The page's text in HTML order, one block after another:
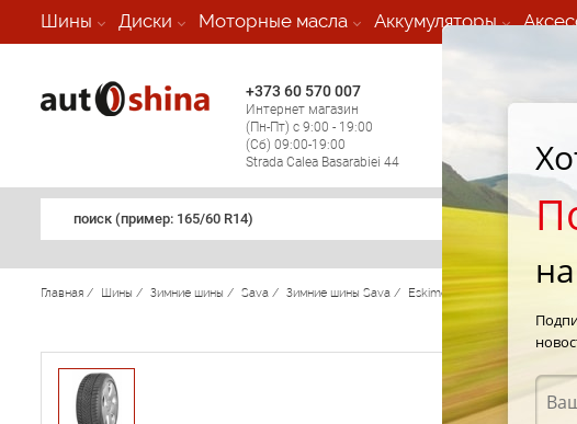
Шины Диски Моторные масла Аккумуляторы
+373 60 570 007
Интернет магазин
(Пн-Пт) с 9:00 - 19:00
(Сб) 09:00-19:00
Strada Calea Basarabiei 44
Мобильный
поиск (примеp: 165/60 R14)
Главная / Шины / Зимние шины / Sava / Зимние шины Sava / Eskimo HP/ Sava Eskimo